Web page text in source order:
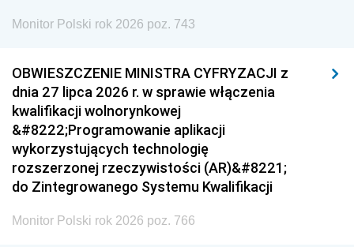
Monitor Polski rok 2026 poz. 743
OBWIESZCZENIE MINISTRA CYFRYZACJI z
dnia 27 lipca 2026 r. w sprawie włączenia
kwalifikacji wolnorynkowej
&#8222;Programowanie aplikacji
wykorzystujących technologię
rozszerzonej rzeczywistości (AR)&#8221;
do Zintegrowanego Systemu Kwalifikacji
Monitor Polski rok 2026 poz. 766